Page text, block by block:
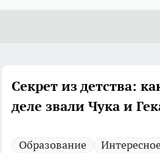
Секрет из детства:
деле звали Чука и
Образование